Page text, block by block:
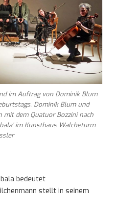
im Auftrag von Dominik Blum
Dominik Blum und
mit dem Quatuor Bozzini nach
im Kunsthaus Walcheturm
bedeutet
stellt in seinem